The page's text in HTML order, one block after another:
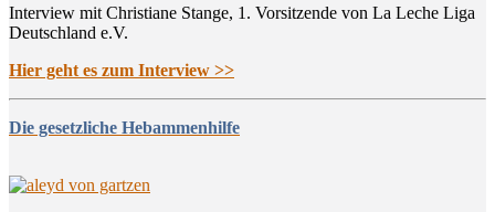
Interview mit Christiane Stange, 1. Vorsitzende von La Leche Liga
Deutschland e.V.
Hier geht es zum Interview >>
Die gesetzliche Hebammenhilfe